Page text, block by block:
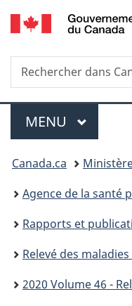
Recherche
Rechercher
dans
Menu
MENU PRINCIPAL
Vous
êtes
ici :
Canada.ca
Agence de la santé
Rapports et publications
Relevé des maladies
2020 Volume 46 - Relevé